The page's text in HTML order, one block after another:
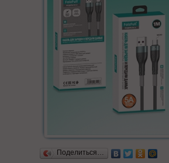
Поделиться…